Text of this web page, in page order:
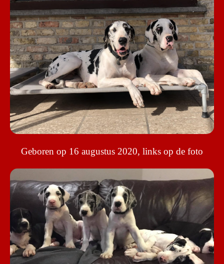
Geboren op 16 augustus 2020, links op de foto